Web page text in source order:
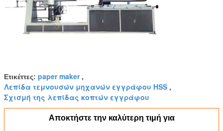
Ετικέττες: paper maker,
Λεπίδα τεμνουσών μηχανών εγγράφου HSS ,
Σχισμή της λεπίδας κοπτών εγγράφου
Αποκτήστε την καλύτερη τιμή για